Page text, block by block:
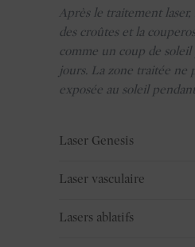
Après le traitement
des croûtes et la
comme un coup de
jours. La zone traitée ne
exposée au soleil
Laser Genesis
Laser vasculaire
Lasers ablatifs